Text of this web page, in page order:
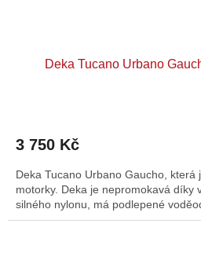
Deka Tucano Urbano
3 750 Kč
Deka Tucano Urbano Gaucho,
motorky. Deka je nepromokavá díky
silného nylonu, má podlepené